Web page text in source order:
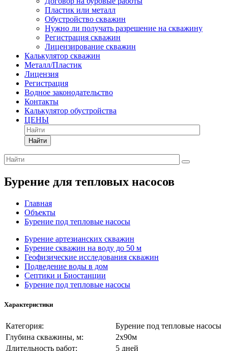
Пластик или металл
Обустройство скважин
Нужно ли получать разрешение на скважину
Регистрация скважин
Лицензирование скважин
Калькулятор скважин
Металл/Пластик
Лицензия
Регистрация
Водное законодательство
Контакты
Калькулятор обустройства
ЦЕНЫ
Найти
Бурение для тепловых насосов
Главная
Объекты
Бурение под тепловые насосы
Бурение артезианских скважин
Бурение скважин на воду до 50 м
Геофизические исследования скважин
Подведение воды в дом
Септики и Биостанции
Бурение под тепловые насосы
Характеристики
Категория:
Бурение под тепловые насосы
Глубина скважины, м:
2х90м
Длительность работ:
5 дней